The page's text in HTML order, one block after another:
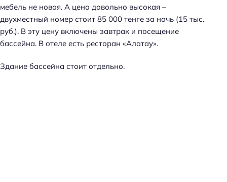
мебель не новая. А цена довольно высокая –
двухместный номер стоит 85 000 тенге за ночь (15 тыс.
руб.). В эту цену включены завтрак и посещение
бассейна. В отеле есть ресторан «Алатау».
Здание бассейна стоит отдельно.